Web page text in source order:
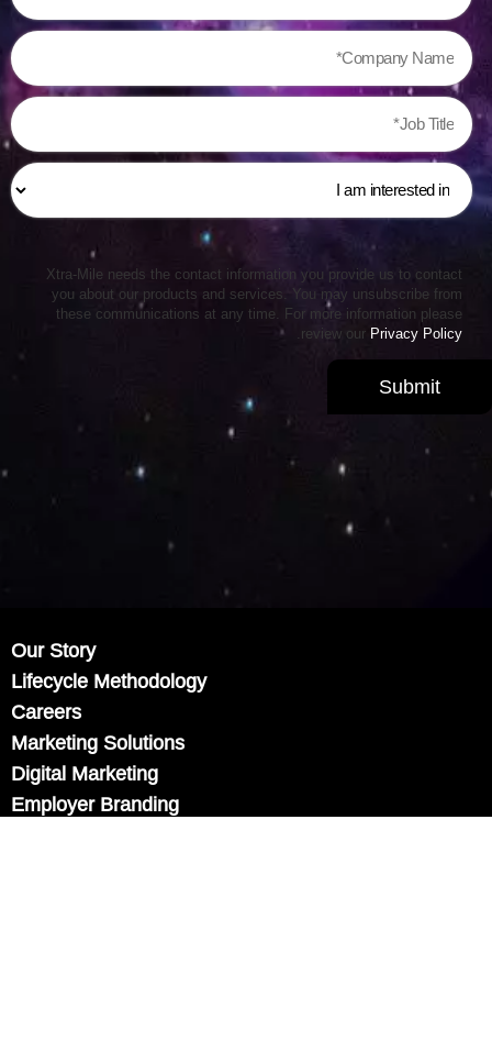
Xtra-Mile needs the contact information you provide us to contact
you about our products and services. You may unsubscribe from
these communications at any time. For more information please
review our Privacy Policy
Our Story
Lifecycle Methodology
Careers
Marketing Solutions
Digital Marketing
Employer Branding